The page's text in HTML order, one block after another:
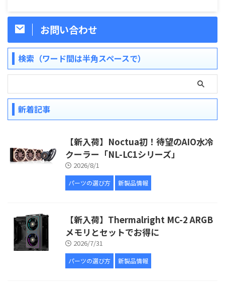
お問い合わせ
検索（ワード間は半角スペースで）
新着記事
【新入荷】Noctua初！待望のAIO水冷
クーラー「NL-LC1シリーズ」
2026/8/1
パーツの選び方 新製品情報
【新入荷】Thermalright MC-2 ARGB
メモリとセットでお得に
2026/7/31
パーツの選び方 新製品情報